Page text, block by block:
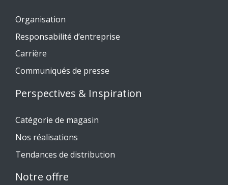
Organisation
Responsabilité d’entreprise
Carrière
Communiqués de presse
Perspectives & Inspiration
Catégorie de magasin
Nos réalisations
Tendances de distribution
Notre offre